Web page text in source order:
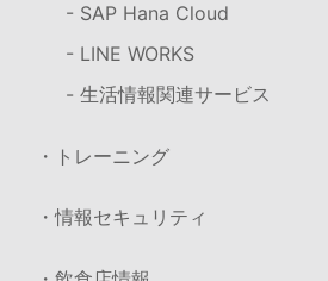
- SAP Hana Cloud
- LINE WORKS
- 生活情報関連サービス
・トレーニング
・情報セキュリティ